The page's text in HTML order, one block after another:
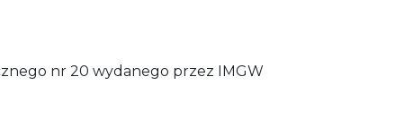
nr 20 wydanego przez IMGW